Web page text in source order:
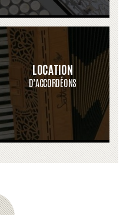
LOCATION
D’ACCORDÉONS